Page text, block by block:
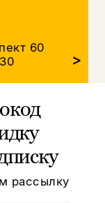
60
>
рассылку